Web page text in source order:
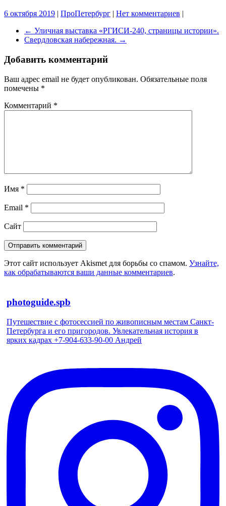
6 октября 2019 | ПроПетербург | Нет комментариев |
← Уличная выставка «РГИСИ-240, страницы истории».
Свердловская набережная. →
Добавить комментарий
Ваш адрес email не будет опубликован. Обязательные поля
помечены *
Комментарий *
Имя *
Email *
Сайт
Этот сайт использует Akismet для борьбы со спамом. Узнайте,
как обрабатываются ваши данные комментариев.
photoguide.spb
Путешествие с фотосессией по живописным местам Санкт-
Петербурга и его пригородов. Увлекательная история в
ярких кадрах +7-904-633-90-00 Андрей